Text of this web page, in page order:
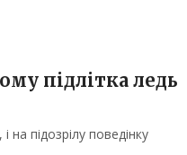
підлітка ледь
на підозрілу поведінку